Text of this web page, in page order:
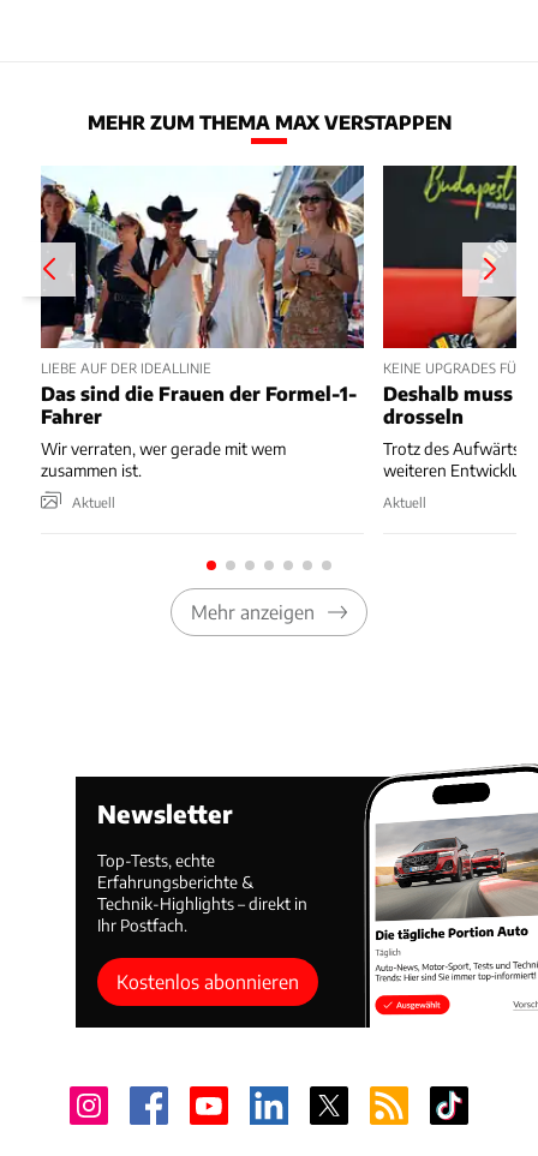
MEHR ZUM THEMA MAX VERSTAPPEN
LIEBE AUF DER IDEALLINIE
Das sind die Frauen der Formel-1-
Fahrer
Wir verraten, wer gerade mit wem
zusammen ist.
Aktuell
KEINE UPGRADES FÜR
Deshalb muss
drosseln
Trotz des
weiteren
Aktuell
Mehr anzeigen
Newsletter
Top-Tests, echte
Erfahrungsberichte &
Technik-Highlights – direkt in
Ihr Postfach.
Kostenlos abonnieren